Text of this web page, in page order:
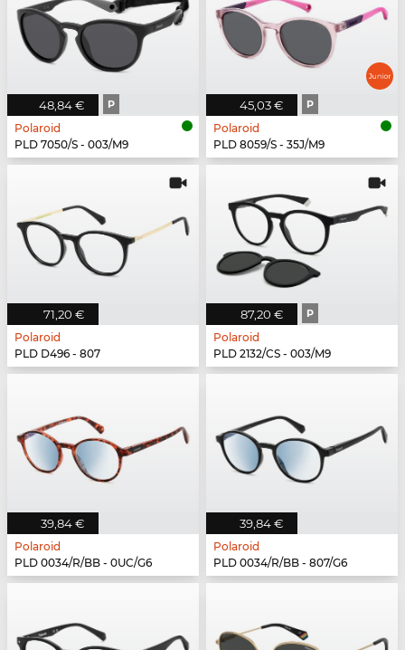
48,84 € P
Polaroid
PLD 7050/S - 003/M9
45,03 € P
Polaroid
PLD 8059/S - 35J/M9
71,20 €
Polaroid
PLD D496 - 807
87,20 € P
Polaroid
PLD 2132/CS - 003/M9
39,84 €
Polaroid
PLD 0034/R/BB - 0UC/G6
39,84 €
Polaroid
PLD 0034/R/BB - 807/G6